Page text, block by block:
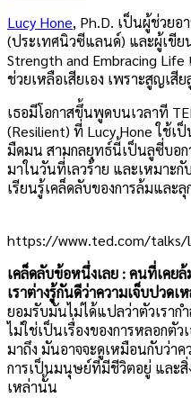
Lucy Hone, Ph.D. เป็นผู้ช่วยอ
(ประเทศนิวซีแลนด์) และผู้เขีย
Strength and Embracing
ช่วยเหลือเสียเอง เพราะสูญเสี
เธอมีโอกาสขึ้นพูดบนเวลาที
(Resilient) ที่ Lucy Hone ใช้
มืดมน สามกลยุทธ์นี้เป็นลูซี่บอก
มาในวันที่เลวร้าย และเหมาะ
เรียนรู้เคล็ดลับของการล้มและลุ
https://www.ted.com/talks/
เคล็ดลับข้อหนึ่งเลย :คนที่เคยล้
เราต่างรู้กันดีว่าความเจ็บปวด
ยอมรับมันไม่ได้แปลว่าตัวเราก
ไม่ใช่เป็นเรื่องของการหลอกตัว
มาถึง มันอาจจะดูเหมือนกับว่า
การเป็นมนุษย์ที่มีชีวิตอยู่ และสิ่
เหล่านั้น